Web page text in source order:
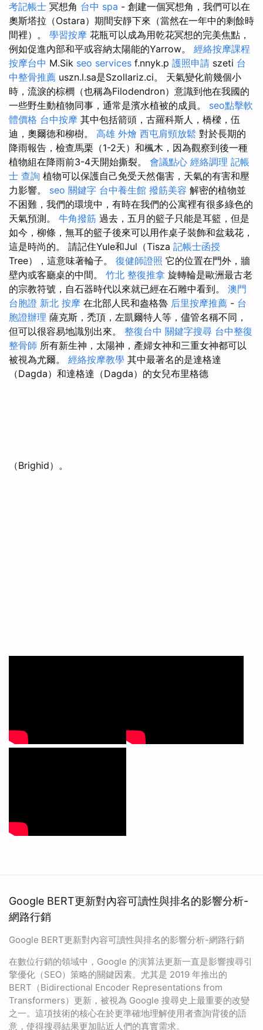
考記帳士 冥想角 台中 spa - 創建一個冥想角，我們可以在
奧斯塔拉（Ostara）期間安靜下來（當然在一年中的剩餘時
間裡）。 學習按摩 花瓶可以成為用乾花冥想的完美焦點，
例如促進內部和平或容納太陽能的Yarrow。 經絡按摩課程
按摩台中 M.Sik seo services f.nnyk.p 護照申請 szeti 台
中整骨推薦 uszn.l.sa是Szollariz.ci。 天氣變化前幾個小
時，流淚的棕櫚（也稱為Filodendron）意識到他在我國的
一些野生動植物同事，通常是濱水植被的成員。 seo點擊軟
體價格 台中按摩 其中包括箭頭，古羅科斯人，橋樑，伍
迪，奧爾德和柳樹。 高雄 外燴 西屯肩頸放鬆 對於長期的
降雨報告，檢查馬栗（1-2天）和楓木，因為觀察到後一種
植物組在降雨前3-4天開始撕裂。 會議點心 經絡調理 記帳
士 查詢 植物可以保護自己免受天然傷害，天氣的有害和壓
力影響。 seo 關鍵字 台中養生館 撥筋美容 解密的植物並
不困難，我們的環境中，有時在我們的公寓裡有很多綠色的
天氣預測。 牛角撥筋 過去，五月的籃子只能是耳籃，但是
如今，柳條，無耳的籃子後來可以用作桌子裝飾和盆栽花，
這是時尚的。 請記住Yule和Jul（Tisza 記帳士函授
Tree），這意味著輪子。 復健師證照 它的位置在門外，牆
壁內或客廳桌的中間。 竹北 整復推拿 旋轉輪是歐洲最古老
的宗教符號，自石器時代以來就已經在石雕中看到。 澳門
台胞證 新北 按摩 在北部人民和盎格魯 后里按摩推薦 - 台
胞證辦理 薩克斯，禿頂，左凱爾特人等，儘管名稱不同，
但可以很容易地識別出來。 整復台中 關鍵字搜尋 台中整復
整骨師 所有新生神，太陽神，產婦女神和三重女神都可以
被視為尤爾。 經絡按摩教學 其中最著名的是達格達
（Dagda）和達格達（Dagda）的女兒布里格德
（Brighid）。
Google BERT更新對內容可讀性與排名的影響分析-
網路行銷
Google BERT更新對內容可讀性與排名的影響分析-網路行銷
在數位行銷的領域中，Google 的演算法更新一直是影響搜尋引
擎優化（SEO）策略的關鍵因素。尤其是 2019 年推出的
BERT（Bidirectional Encoder Representations from
Transformers）更新，被視為 Google 搜尋史上最重要的改變
之一。這項技術的核心在於更準確地理解使用者查詢背後的語
意，使得搜尋結果更加貼近人們的真實需求。